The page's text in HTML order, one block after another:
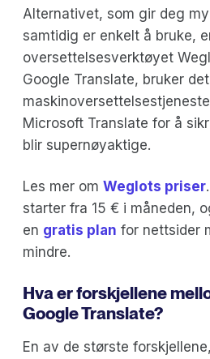
Alternativet, som gir deg
samtidig er enkelt å bruke,
oversettelsesverktøyet
Google Translate, bruker
Microsoft Translate for å
blir supernøyaktige.
Les mer om Weglots priser
starter fra 15 € i måneden,
en gratis plan for nettsider
mindre.
Hva er forskjellene
Google Translate?
En av de største